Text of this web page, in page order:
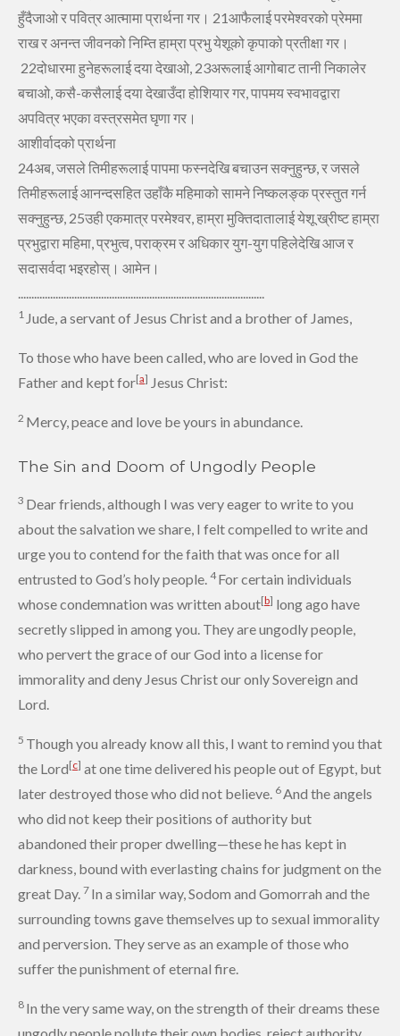
हुँदैजाओ र पवित्र आत्‍मामा प्रार्थना गर। 21आफैलाई परमेश्‍वरको प्रेममा
राख र अनन्‍त जीवनको निम्‍ति हाम्रा प्रभु येशूको कृपाको प्रतीक्षा गर।
22दोधारमा हुनेहरूलाई दया देखाओ, 23अरूलाई आगोबाट तानी निकालेर
बचाओ, कसै-कसैलाई दया देखाउँदा होशियार गर, पापमय स्‍वभावद्वारा
अपवित्र भएका वस्‍त्रसमेत घृणा गर।
आशीर्वादको प्रार्थना
24अब, जसले तिमीहरूलाई पापमा फस्‍नदेखि बचाउन सक्‍नुहुन्‍छ, र जसले
तिमीहरूलाई आनन्‍दसहित उहाँकै महिमाको सामने निष्‍कलङ्क प्रस्‍तुत गर्न
सक्‍नुहुन्‍छ, 25उही एकमात्र परमेश्‍वर, हाम्रा मुक्तिदातालाई येशू ख्रीष्‍ट हाम्रा
प्रभुद्वारा महिमा, प्रभुत्‍व, पराक्रम र अधिकार युग-युग पहिलेदेखि आज र
सदासर्वदा भइरहोस्‌। आमेन।
............................................................................................
1 Jude,a servant of Jesus Christand a brother of James,
To those who have been called,who are loved in God the
Father and kept for[a] Jesus Christ:
2 Mercy, peaceand love be yours in abundance.
The Sin and Doom of Ungodly People
3 Dear friends,although I was very eager to write to you
about the salvation we share, I felt compelled to write and
urge you to contend for the faith that was once for all
entrusted to God’s holy people. 4For certain individuals
whose condemnation was written about[b] long ago have
secretly slipped in among you. They are ungodly people,
who pervert the grace of our God into a license for
immorality and deny Jesus Christ our only Sovereign and
Lord.
5 Though you already know all this, I want to remind you that
the Lord[c] at one time delivered his people out of Egypt, but
later destroyed those who did not believe. 6And the angels
who did not keep their positions of authority but
abandoned their proper dwelling—these he has kept in
darkness, bound with everlasting chains for judgment on the
great Day. 7 In a similar way, Sodom and Gomorrah and the
surrounding towns gave themselves up to sexual immorality
and perversion. They serve as an example of those who
suffer the punishment of eternal fire.
8 In the very same way, on the strength of their dreams these